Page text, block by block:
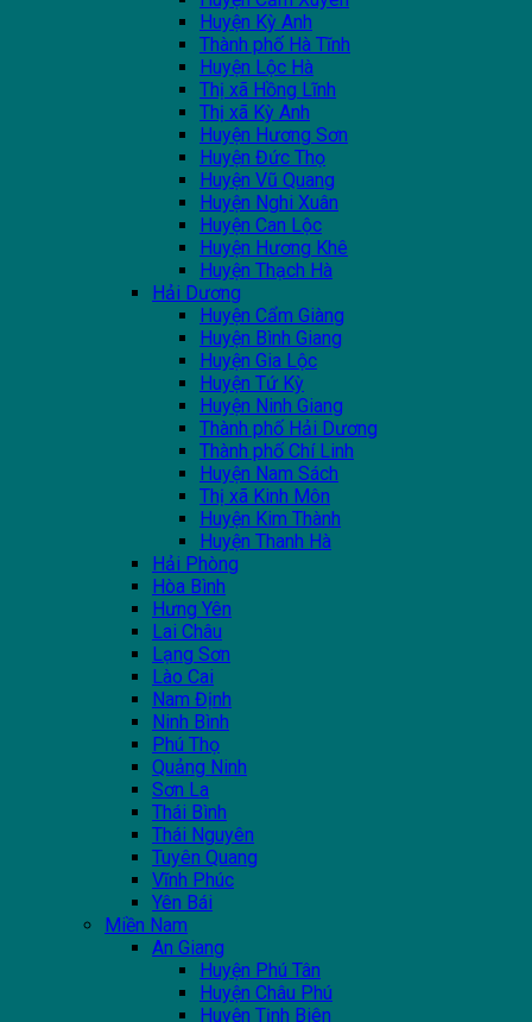
Huyện Kỳ Anh
Thành phố Hà Tĩnh
Huyện Lộc Hà
Thị xã Hồng Lĩnh
Thị xã Kỳ Anh
Huyện Hương Sơn
Huyện Đức Thọ
Huyện Vũ Quang
Huyện Nghi Xuân
Huyện Can Lộc
Huyện Hương Khê
Huyện Thạch Hà
Hải Dương
Huyện Cẩm Giàng
Huyện Bình Giang
Huyện Gia Lộc
Huyện Tứ Kỳ
Huyện Ninh Giang
Thành phố Hải Dương
Thành phố Chí Linh
Huyện Nam Sách
Thị xã Kinh Môn
Huyện Kim Thành
Huyện Thanh Hà
Hải Phòng
Hòa Bình
Hưng Yên
Lai Châu
Lạng Sơn
Lào Cai
Nam Định
Ninh Bình
Phú Thọ
Quảng Ninh
Sơn La
Thái Bình
Thái Nguyên
Tuyên Quang
Vĩnh Phúc
Yên Bái
Miền Nam
An Giang
Huyện Phú Tân
Huyện Châu Phú
Huyện Tịnh Biên